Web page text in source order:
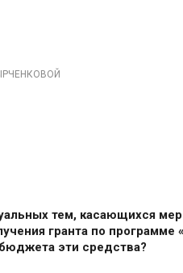
тем, касающихся
гранта по программе
эти средства?